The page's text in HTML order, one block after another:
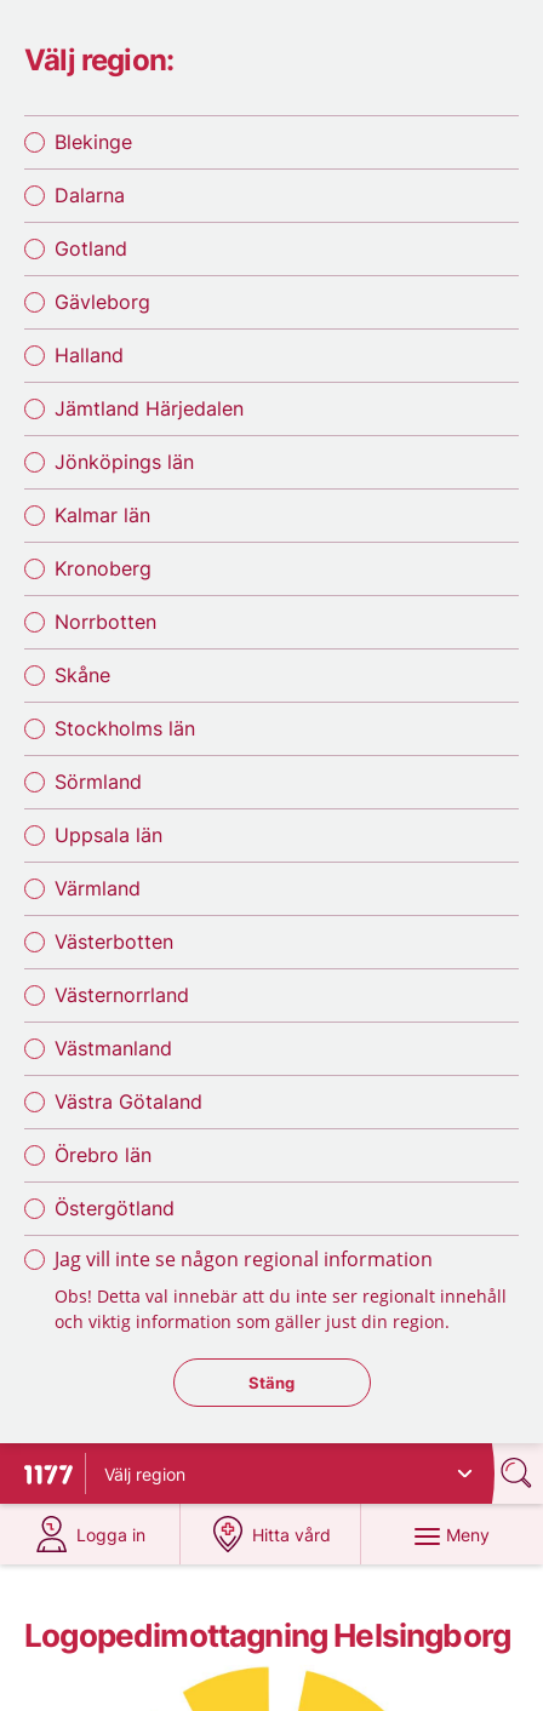
Välj region:
Blekinge
Dalarna
Gotland
Gävleborg
Halland
Jämtland Härjedalen
Jönköpings län
Kalmar län
Kronoberg
Norrbotten
Skåne
Stockholms län
Sörmland
Uppsala län
Värmland
Västerbotten
Västernorrland
Västmanland
Västra Götaland
Örebro län
Östergötland
Jag vill inte se någon regional information
Obs! Detta val innebär att du inte ser regionalt innehåll
och viktig information som gäller just din region.
Stäng regionsväljaren
Stäng
Till startsidan för 1177
Välj region
Logga in
på 1177.se
Hitta vård
på 1177.se
Meny
Logopedimottagning Helsingborg